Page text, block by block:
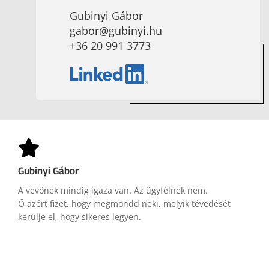
Gubinyi Gábor
gabor@gubinyi.hu
+36 20 991 3773

Gubinyi Gábor
A vevőnek mindig igaza van. Az ügyfélnek nem.
Ő azért fizet, hogy megmondd neki, melyik tévedését
kerülje el, hogy sikeres legyen.